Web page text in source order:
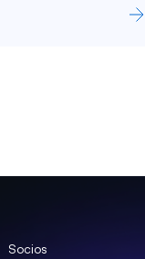
Socios